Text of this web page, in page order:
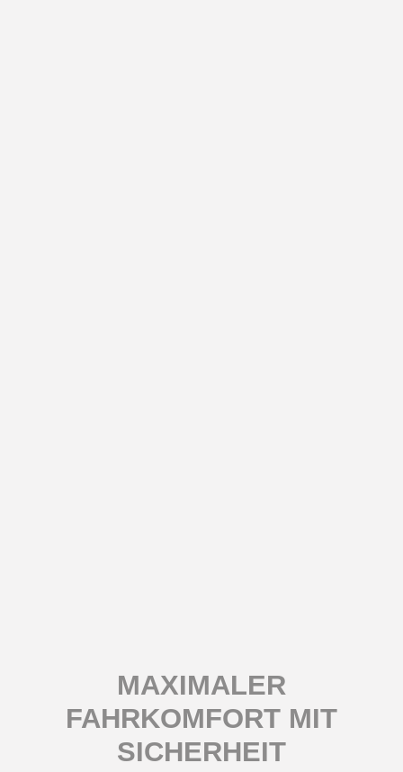
MAXIMALER
FAHRKOMFORT MIT
SICHERHEIT